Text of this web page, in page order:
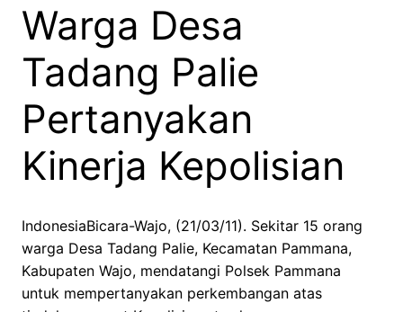
Warga Desa
Tadang Palie
Pertanyakan
Kinerja Kepolisian
IndonesiaBicara-Wajo, (21/03/11). Sekitar 15 orang
warga Desa Tadang Palie, Kecamatan Pammana,
Kabupaten Wajo, mendatangi Polsek Pammana
untuk mempertanyakan perkembangan atas